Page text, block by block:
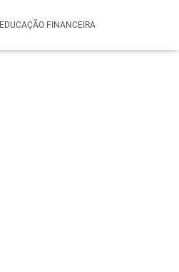
EDUCAÇÃO FINANCEIRA